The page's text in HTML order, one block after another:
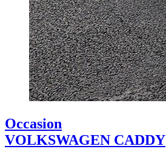
Occasion
VOLKSWAGEN CADDY